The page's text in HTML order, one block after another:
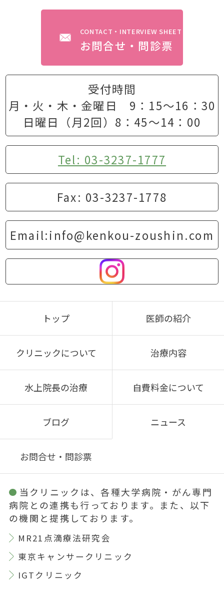
CONTACT・INTERVIEW SHEET
お問合せ・問診票
受付時間
月・火・木・金曜日 9：15〜16：30
日曜日（月2回）8：45〜14：00
Tel: 03-3237-1777
Fax: 03-3237-1778
Email:info@kenkou-zoushin.com
トップ 医師の紹介
クリニックについて 治療内容
水上院長の治療 自費料金について
ブログ ニュース
お問合せ・問診票
当クリニックは、各種大学病院・がん専門
病院との連携も行っております。また、以下
の機関と提携しております。
MR21点滴療法研究会
東京キャンサークリニック
IGTクリニック